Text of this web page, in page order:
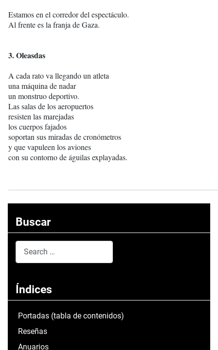
Estamos en el corredor del espectáculo.
Al frente es la franja de Gaza.
3. Oleasdas
A cada rato va llegando un atleta
una máquina de nadar
un monstruo deportivo.
Las salas de los aeropuertos
resisten las marejadas
los cuerpos fajados
soportan sus miradas de cronómetros
y que vapuleen los aviones
con su contorno de águilas explayadas.
Buscar
Índices
Portadas (tabla de contenidos)
Reseñas
Anuarios